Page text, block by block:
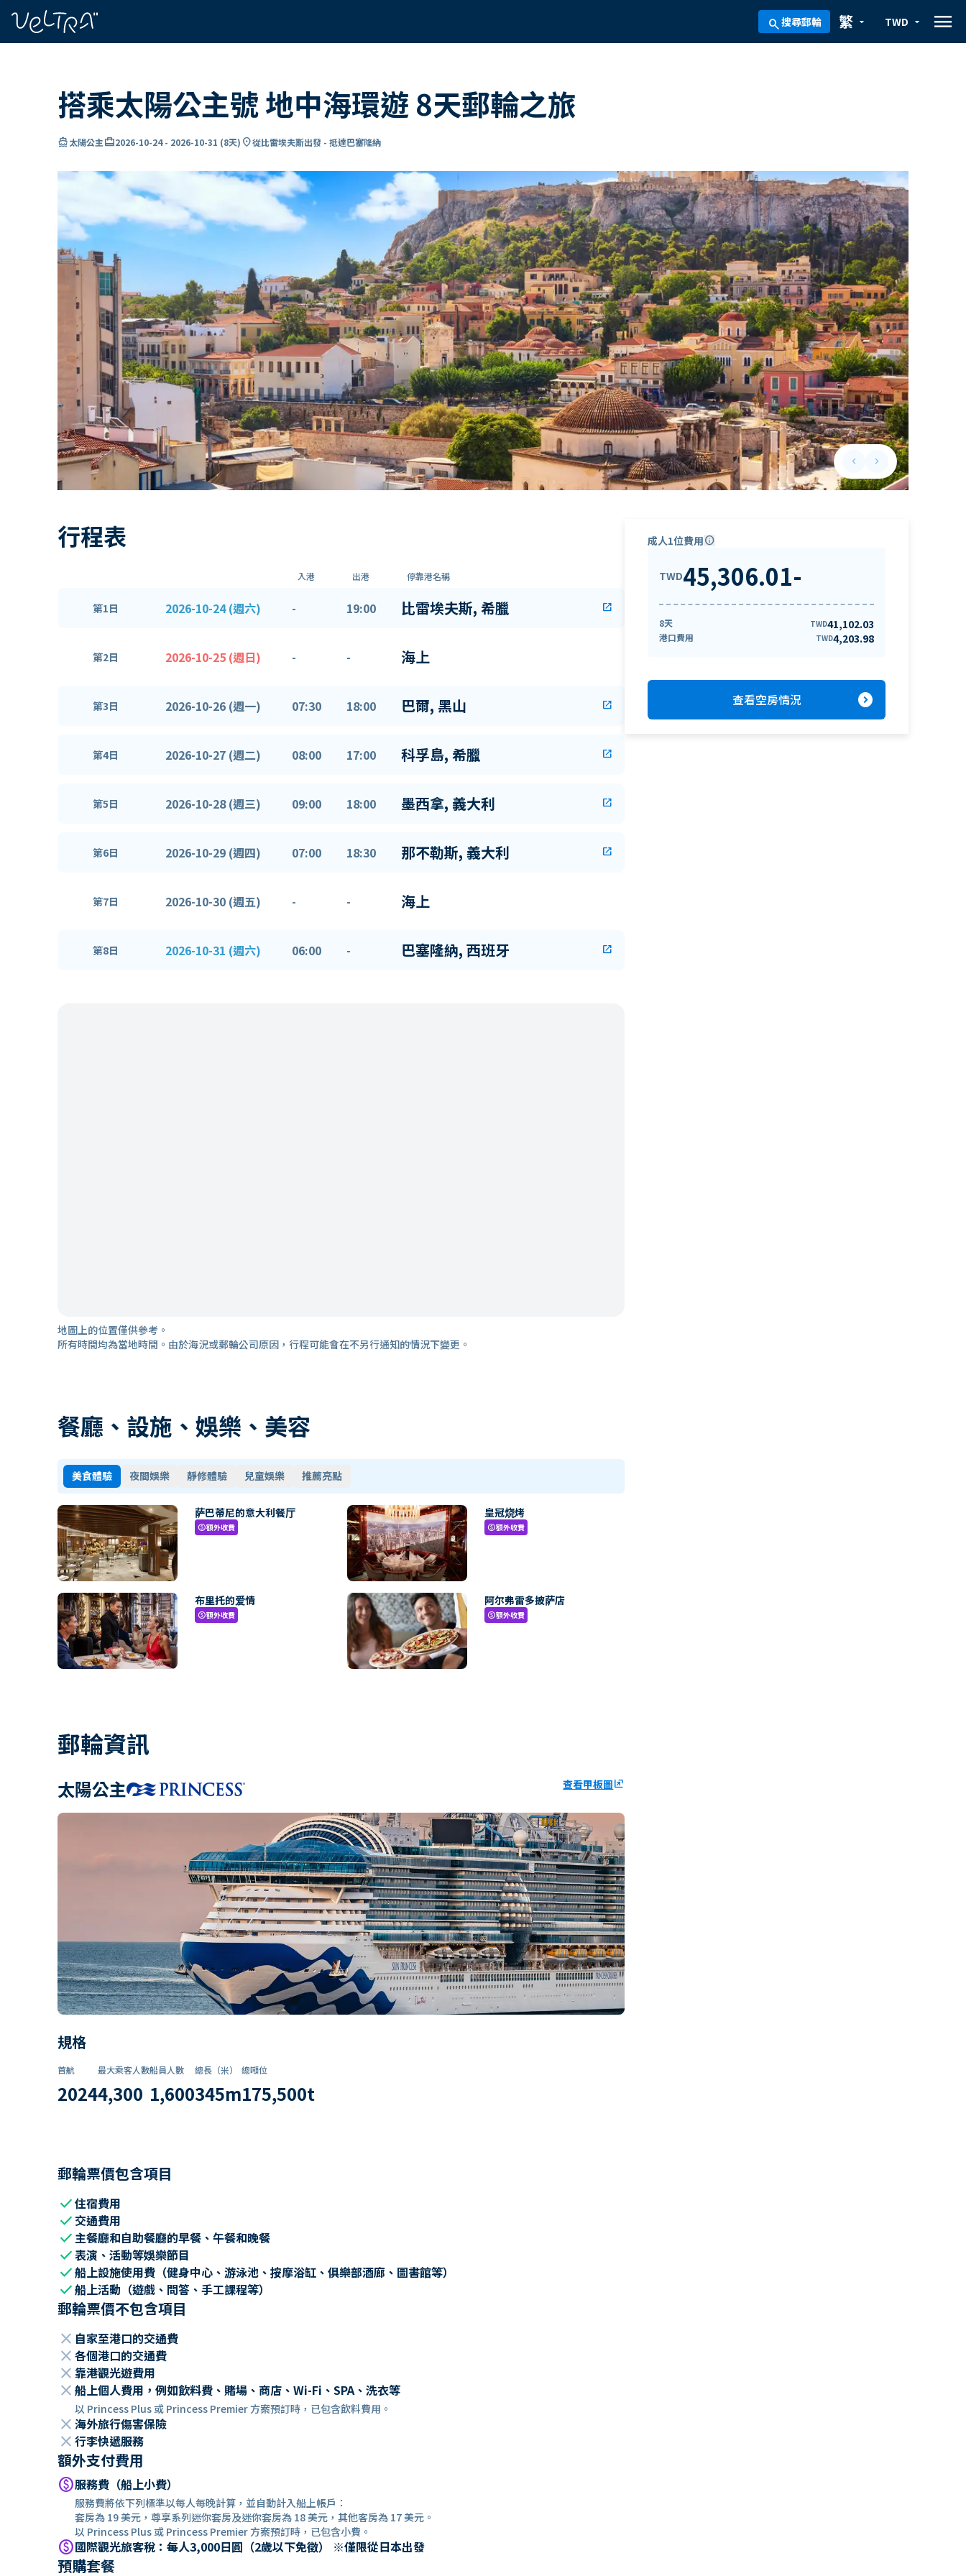
search搜尋郵輪 arrow_drop_down
繁 arrow_drop_down
TWD menu
搭乘太陽公主號 地中海環遊 8天郵輪之旅
directions_boat太陽公主card_travel2026-10-24- 2026-10-31 (8天) location_on從比雷埃夫斯出發 - 抵達巴塞隆納
keyboard_arrow_leftPrevious slide
keyboard_arrow_rightNext slide
行程表
入港 出港 停靠港名稱
第1日 2026-10-24 (週六) - 19:00 比雷埃夫斯, 希臘 open_in_new
第2日 2026-10-25 (週日) - - 海上
第3日 2026-10-26 (週一) 07:30 18:00 巴爾, 黑山 open_in_new
第4日 2026-10-27 (週二) 08:00 17:00 科孚島, 希臘 open_in_new
第5日 2026-10-28 (週三) 09:00 18:00 墨西拿, 義大利 open_in_new
第6日 2026-10-29 (週四) 07:00 18:30 那不勒斯, 義大利 open_in_new
第7日 2026-10-30 (週五) - - 海上
第8日 2026-10-31 (週六) 06:00 - 巴塞隆納, 西班牙 open_in_new
地圖上的位置僅供參考。
所有時間均為當地時間。由於海況或郵輪公司原因，行程可能會在不另行通知的情況下變更。
餐廳、設施、娛樂、美容
美食體驗 夜間娛樂 靜修體驗 兒童娛樂 推薦亮點
萨巴蒂尼的意大利餐厅
paid額外收費
皇冠烧烤
paid額外收費
布里托的爱情
paid額外收費
阿尔弗雷多披萨店
paid額外收費
郵輪資訊
太陽公主 查看甲板圖ungroup
規格
首航
2024
最大乘客人數
4,300
船員人數
1,600
總長（米）
345m
總噸位
175,500t
郵輪票價包含項目
check住宿費用
check 交通費用
check主餐廳和自助餐廳的早餐、午餐和晚餐
check表演、活動等娛樂節目
check船上設施使用費（健身中心、游泳池、按摩浴缸、俱樂部酒廊、圖書館等）
check船上活動（遊戲、問答、手工課程等）
郵輪票價不包含項目
close 自家至港口的交通費
close 各個港口的交通費
close 靠港觀光遊費用
close 船上個人費用，例如飲料費、賭場、商店、Wi-Fi、SPA、洗衣等
以 Princess Plus 或 Princess Premier 方案預訂時，已包含飲料費用。
close 海外旅行傷害保險
close 行李快遞服務
額外支付費用
paid服務費（船上小費）
服務費將依下列標準以每人每晚計算，並自動計入船上帳戶：
套房為 19 美元，尊享系列迷你套房及迷你套房為 18 美元，其他客房為 17 美元。
以 Princess Plus 或 Princess Premier 方案預訂時，已包含小費。
paid國際觀光旅客稅：每人3,000日圓（2歲以下免徵） ※僅限從日本出發
預購套餐
成人1位費用info
TWD45,306.01-
8天 TWD41,102.03
港口費用 TWD4,203.98
查看空房情況 expand_circle_right